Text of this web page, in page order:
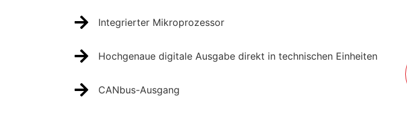
Integrierter Mikroprozessor
Hochgenaue digitale Ausgabe direkt in technischen Einheiten
CANbus-Ausgang